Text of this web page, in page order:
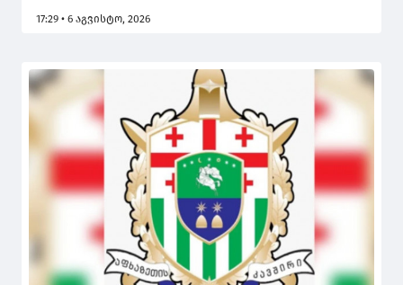
კურსდამთავრებულთა გამოსაშვებ ღონისძიებაში
17:29 • 6 აგვისტო, 2026